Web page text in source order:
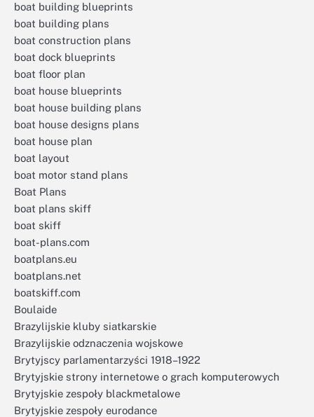
boat building blueprints
boat building plans
boat construction plans
boat dock blueprints
boat floor plan
boat house blueprints
boat house building plans
boat house designs plans
boat house plan
boat layout
boat motor stand plans
Boat Plans
boat plans skiff
boat skiff
boat-plans.com
boatplans.eu
boatplans.net
boatskiff.com
Boulaide
Brazylijskie kluby siatkarskie
Brazylijskie odznaczenia wojskowe
Brytyjscy parlamentarzyści 1918–1922
Brytyjskie strony internetowe o grach komputerowych
Brytyjskie zespoły blackmetalowe
Brytyjskie zespoły eurodance